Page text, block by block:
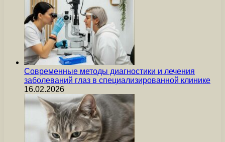
Современные методы диагностики и лечения
заболеваний глаз в специализированной клинике
16.02.2026